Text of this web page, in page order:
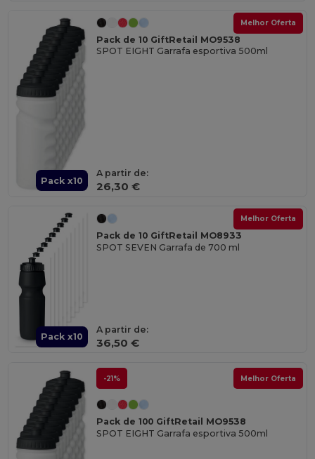
Pack x10
Melhor Oferta
Pack de 10 GiftRetail MO9538
SPOT EIGHT Garrafa esportiva 500ml
A partir de:
26,30 €
Pack x10
Melhor Oferta
Pack de 10 GiftRetail MO8933
SPOT SEVEN Garrafa de 700 ml
A partir de:
36,50 €
-21% Melhor Oferta
Pack de 100 GiftRetail MO9538
SPOT EIGHT Garrafa esportiva 500ml